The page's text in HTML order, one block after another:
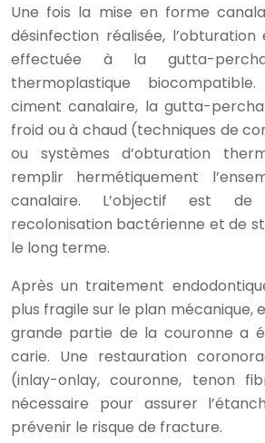
Une fois la mise en forme
désinfection réalisée,
effectuée à la gutta-
thermoplastique
ciment canalaire, la gutta-
froid ou à chaud (techniques de
ou systèmes d’obturation
remplir hermétiquement
canalaire. L’objectif est
recolonisation bactérienne et de
le long terme.
Après un traitement
plus fragile sur le plan mécanique,
grande partie de la couronne a
carie. Une restauration
(inlay-onlay, couronne, tenon
nécessaire pour assurer
prévenir le risque de fracture.